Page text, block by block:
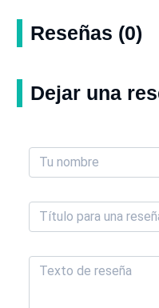
Reseñas (0)
Dejar una